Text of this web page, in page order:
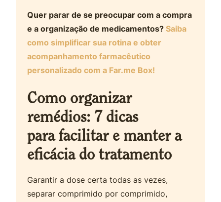
Quer parar de se preocupar com a compra
e a organização de medicamentos?Saiba
como simplificar sua rotina e obter
acompanhamento farmacêutico
personalizado com a Far.me Box!
Como organizar
remédios: 7 dicas
para facilitar e manter a
eficácia do tratamento
Garantir a dose certa todas as vezes,
separar comprimido por comprimido,